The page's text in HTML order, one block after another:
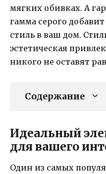
мягких обивках. А
гамма серого
стиль в ваш дом.
эстетическая
никого не оставят
Содержание
Идеальный
для вашего
Один из самых